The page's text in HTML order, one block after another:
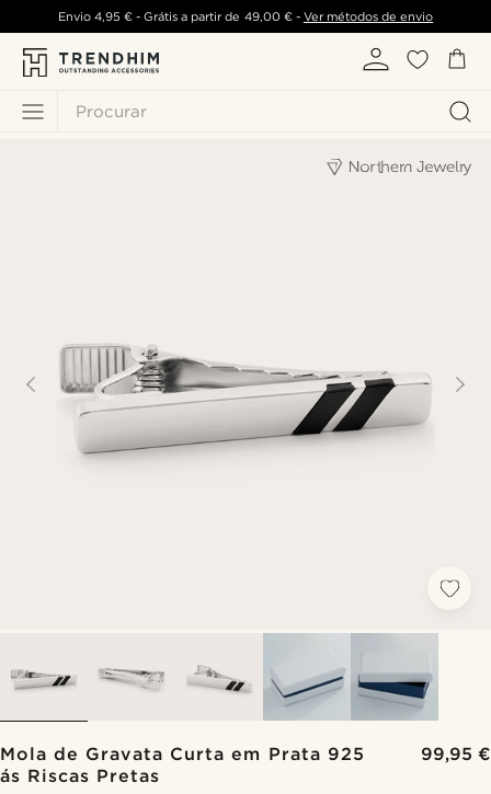
Procurar
Envio 4,95 €- Grátis a partir de 49,00 €- Ver métodos de envio
Mola de Gravata Curta em Prata 925
ás Riscas Pretas
99,95 €